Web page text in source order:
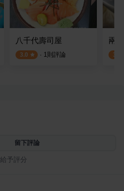
八千代壽司屋
3.0 · 1則評論
兩
3.0
留下評論
給予評分